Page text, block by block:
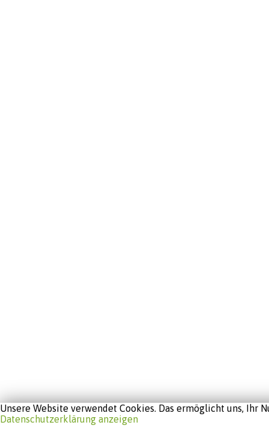
Unsere Website verwendet Cookies. Das ermöglicht uns,
Datenschutzerklärung anzeigen